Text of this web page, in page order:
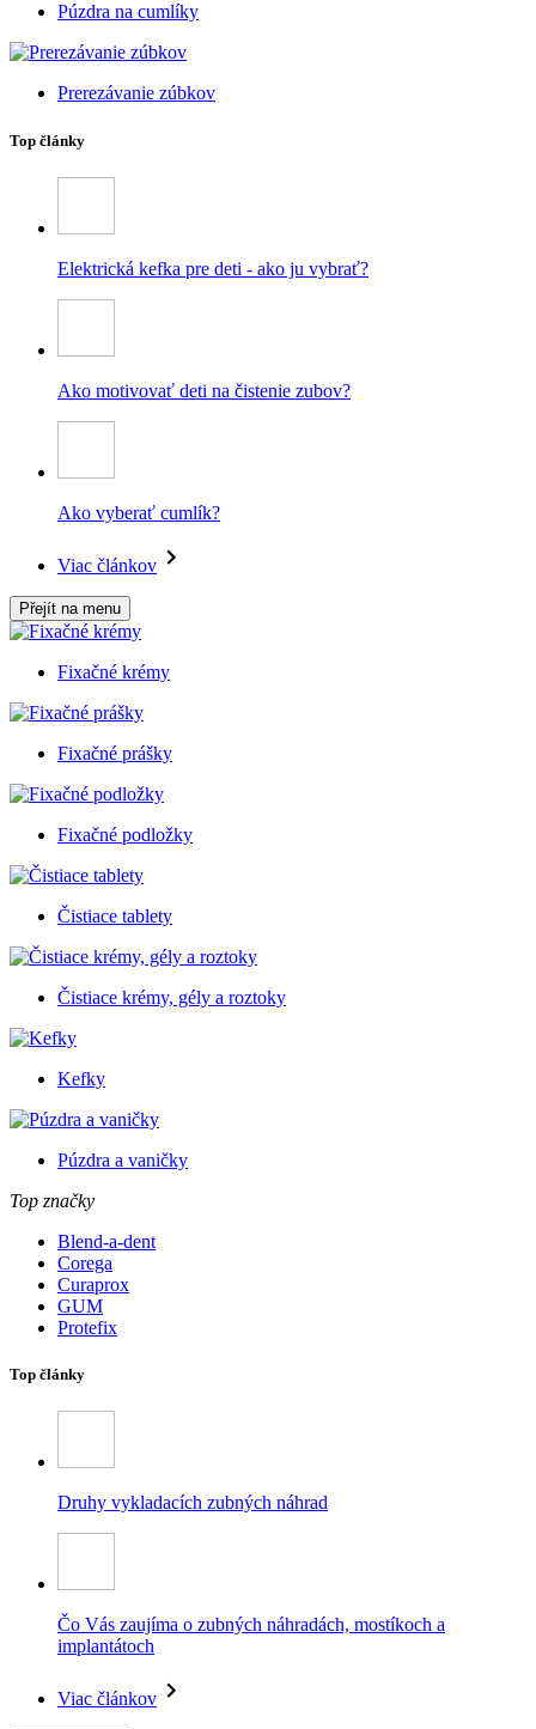
Púzdra na cumlíky
Prerezávanie zúbkov
Top články
Elektrická kefka pre deti - ako ju vybrať?
Ako motivovať deti na čistenie zubov?
Ako vyberať cumlík?
Viac článkov
Přejít na menu
Fixačné krémy
Fixačné prášky
Fixačné podložky
Čistiace tablety
Čistiace krémy, gély a roztoky
Kefky
Púzdra a vaničky
Top značky
Blend-a-dent
Corega
Curaprox
GUM
Protefix
Top články
Druhy vykladacích zubných náhrad
Čo Vás zaujíma o zubných náhradách, mostíkoch a
implantátoch
Viac článkov